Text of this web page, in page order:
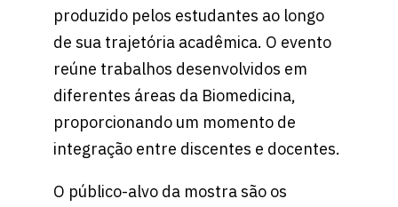
produzido pelos estudantes ao longo
de sua trajetória acadêmica. O evento
reúne trabalhos desenvolvidos em
diferentes áreas da Biomedicina,
proporcionando um momento de
integração entre discentes e docentes.
O público-alvo da mostra são os